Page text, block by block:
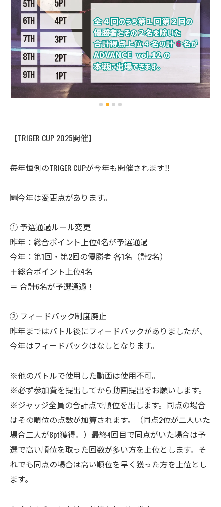
【TRIGER CUP 2025開催】
毎年恒例のTRIGER CUPが今年も開催されます‼️
🆕今年は変更点があります。
① 予選通過ルール変更
昨年：総合ポイント上位4名が予選通過
今年：第1回・第2回の優勝者 各1名（計2名）
＋総合ポイント上位4名
＝ 合計6名が予選通過！
② フィードバック制度廃止
昨年まではバトル後にフィードバックがありましたが、
今年はフィードバックはなしとなります。
※他のバトルで使用した動画は使用不可。
※必ず参加費を提出してから動画提出をお願いします。
※ジャッジ全員の合計点で順位を出します。同点の場合
はその順位の点数が加算されます。（同点2位が二人いた
場合二人が8pt獲得。）最終4回目で同点がいた場合は予
選で高い順位を取った回数が多い方を上位とします。そ
れでも同点の場合は高い順位を早く獲った方を上位とし
ます。